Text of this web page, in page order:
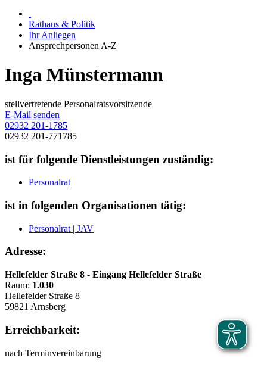
Rathaus & Politik
Ihr Anliegen
Ansprechpersonen A-Z
Inga Münstermann
stellvertretende Personalratsvorsitzende
E-Mail senden
02932 201-1785
02932 201-771785
ist für folgende Dienstleistungen zuständig:
Personalrat
ist in folgenden Organisationen tätig:
Personalrat | JAV
Adresse:
Hellefelder Straße 8 - Eingang Hellefelder Straße
Raum: 1.030
Hellefelder Straße 8
59821 Arnsberg
Erreichbarkeit:
nach Terminvereinbarung